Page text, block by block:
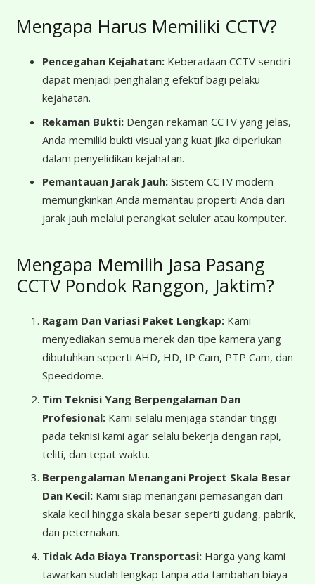
Mengapa Harus Memiliki CCTV?
Pencegahan Kejahatan: Keberadaan CCTV sendiri
dapat menjadi penghalang efektif bagi pelaku
kejahatan.
Rekaman Bukti: Dengan rekaman CCTV yang jelas,
Anda memiliki bukti visual yang kuat jika diperlukan
dalam penyelidikan kejahatan.
Pemantauan Jarak Jauh: Sistem CCTV modern
memungkinkan Anda memantau properti Anda dari
jarak jauh melalui perangkat seluler atau komputer.
Mengapa Memilih Jasa Pasang
CCTV Pondok Ranggon, Jaktim?
Ragam Dan Variasi Paket Lengkap: Kami
menyediakan semua merek dan tipe kamera yang
dibutuhkan seperti AHD, HD, IP Cam, PTP Cam, dan
Speeddome.
Tim Teknisi Yang Berpengalaman Dan
Profesional: Kami selalu menjaga standar tinggi
pada teknisi kami agar selalu bekerja dengan rapi,
teliti, dan tepat waktu.
Berpengalaman Menangani Project Skala Besar
Dan Kecil: Kami siap menangani pemasangan dari
skala kecil hingga skala besar seperti gudang, pabrik,
dan peternakan.
Tidak Ada Biaya Transportasi: Harga yang kami
tawarkan sudah lengkap tanpa ada tambahan biaya